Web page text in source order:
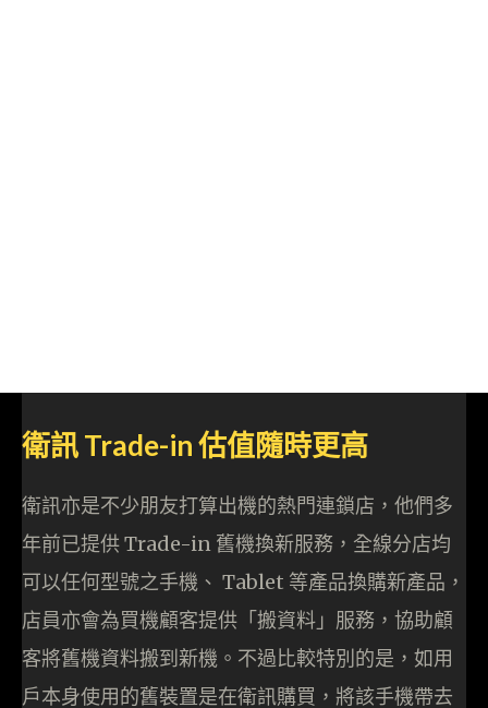
衛訊 Trade-in 估值隨時更高
衛訊亦是不少朋友打算出機的熱門連鎖店，他們多
年前已提供 Trade-in 舊機換新服務，全線分店均
可以任何型號之手機、 Tablet 等產品換購新產品，
店員亦會為買機顧客提供「搬資料」服務，協助顧
客將舊機資料搬到新機。不過比較特別的是，如用
戶本身使用的舊裝置是在衛訊購買，將該手機帶去